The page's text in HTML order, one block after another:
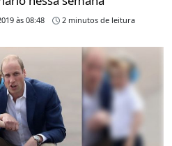
às 08:48 2 minutos de leitura